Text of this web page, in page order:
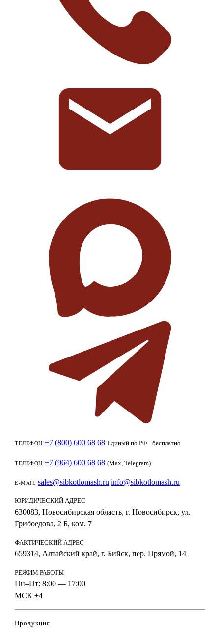
ТЕЛЕФОН +7 (800) 600 68 68 Единый по РФ · бесплатно
ТЕЛЕФОН +7 (964) 600 68 68 (Max, Telegram)
E-MAIL sales@sibkotlomash.ru info@sibkotlomash.ru
ЮРИДИЧЕСКИЙ АДРЕС
630083, Новосибирская область, г. Новосибирск, ул.
Грибоедова, 2 Б, ком. 7
ФАКТИЧЕСКИЙ АДРЕС
659314, Алтайский край, г. Бийск, пер. Прямой, 14
РЕЖИМ РАБОТЫ
Пн–Пт: 8:00 — 17:00
МСК +4
Продукция